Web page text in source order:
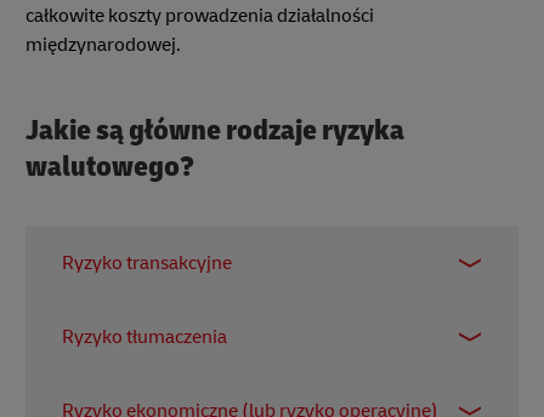
całkowite koszty prowadzenia działalności
międzynarodowej.
Jakie są główne rodzaje ryzyka
walutowego?
Ryzyko transakcyjne
momentem zawarcia transakcji a momentem
firma sprzedaje produkty kupującemu w Japonii i
Ryzyko tłumaczenia
Ryzyko ekonomiczne (lub ryzyko operacyjne)